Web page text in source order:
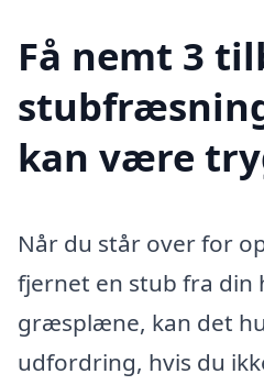
Få nemt 3
kan være
Når du står over for
fjernet en stub fra din
græsplæne, kan det
udfordring, hvis du